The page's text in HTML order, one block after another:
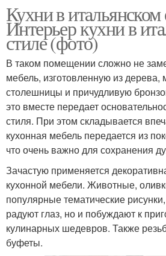
Кухни в итальянском
Интерьер кухни в
стиле (фото)
В таком помещении сложно не
мебель, изготовленную из
столешницы и причудливую
это вместе передает
стиля. При этом складывается
кухонная мебель передается из
что очень важно для сохранения
Зачастую применяется
кухонной мебели. Животные,
популярные тематические
радуют глаз, но и побуждают к
кулинарных шедевров. Также
буфеты.